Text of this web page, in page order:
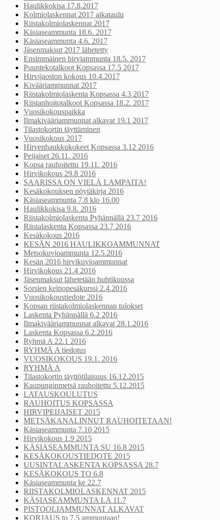
Haulikkokisa 17.8.2017
Kolmiolaskennat 2017 aikataulu
Riistakolmiolaskennat 2017
Käsiaseammunta 18.6. 2017
Käsiaseammunta 4.6. 2017
Jäsenmaksut 2017 lähetetty
Ensimmäinen hirviammunta 18.5. 2017
Puuntekotalkoot Kopsassa 17.5 2017
Hirvijaoston kokous 10.4.2017
Kivääriammunnat 2017
Riistakolmiolaskenta Kopsassa 4.3 2017
Riistanhoitotalkoot Kopsassa 18.2. 2017
Vuosikokouspaikka
Ilmakivääriammunnat alkavat 19.1 2017
Tilastokortin täyttäminen
Vuosikokous 2017
Hirvenhaukkukokeet Kopsassa 3.12 2016
Peijaiset 26.11. 2016
Kopsa rauhoitettu 19.11. 2016
Hirvikokous 29.8 2016
SAARISSA ON VIELÄ LAMPAITA!
Kesäkokouksen pöytäkirja 2016
Käsiaseammunta 7.8 klo 16.00
Haulikkokisa 9.8. 2016
Riistakolmiolaskenta Pyhännällä 23.7 2016
Riistalaskenta Kopsassa 23.7 2016
Kesäkokous 2016
KESÄN 2016 HAULIKKOAMMUNNAT
Metsokuvioammunta 12.5.2016
Kesän 2016 hirvikuvioammunnat
Hirvikokous 21.4 2016
Jäsenmaksut lähetetään huhtikuussa
Sorsien keinopesäkurssi 2.4.2016
Vuosikokoustiedote 2016
Kopsan riistakolmiolaskennan tulokset
Laskenta Pyhännällä 6.2 2016
Ilmakivääriammunnat alkavat 28.1.2016
Laskenta Kopsassa 6.2.2016
Ryhmä A 22.1 2016
RYHMÄ A tiedotus
VUOSIKOKOUS 19.1. 2016
RYHMÄ A
Tilastokortin täyttötilaisuus 16.12.2015
Kaupunginmetsä rauhoitettu 5.12.2015
LATAUSKOULUTUS
RAUHOITUS KOPSASSA
HIRVIPEIJAISET 2015
METSÄKANALINNUT RAUHOITETAAN!
Käsiaseammunta 7.10 2015
Hirvikokous 1.9 2015
KÄSIASEAMMUNTA SU 16.8 2015
KESÄKOKOUSTIEDOTE 2015
UUSINTALASKENTA KOPSASSA 28.7
KESÄKOKOUS TO 6.8
Käsiaseammunta ke 22.7
RIISTAKOLMIOLASKENNAT 2015
KÄSIASEAMMUNTA LA 11.7
PISTOOLIAMMUNNAT ALKAVAT
KORJAUS to 7.5 ammuntaan!